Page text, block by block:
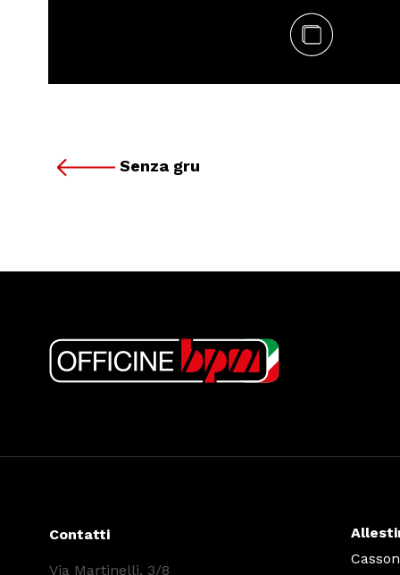
Senza gru
Contatti
Via Martinelli, 3/8